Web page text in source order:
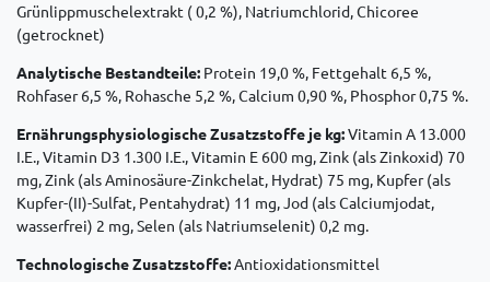
Grünlippmuschelextrakt ( 0,2 %), Natriumchlorid, Chicoree
(getrocknet)
Analytische Bestandteile: Protein 19,0 %, Fettgehalt 6,5 %,
Rohfaser 6,5 %, Rohasche 5,2 %, Calcium 0,90 %, Phosphor 0,75 %.
Ernährungsphysiologische Zusatzstoffe je kg:Vitamin A 13.000
I.E., Vitamin D3 1.300 I.E., Vitamin E 600 mg, Zink (als Zinkoxid) 70
mg, Zink (als Aminosäure-Zinkchelat, Hydrat) 75 mg, Kupfer (als
Kupfer-(II)-Sulfat, Pentahydrat) 11 mg, Jod (als Calciumjodat,
wasserfrei) 2 mg, Selen (als Natriumselenit) 0,2 mg.
Technologische Zusatzstoffe:Antioxidationsmittel